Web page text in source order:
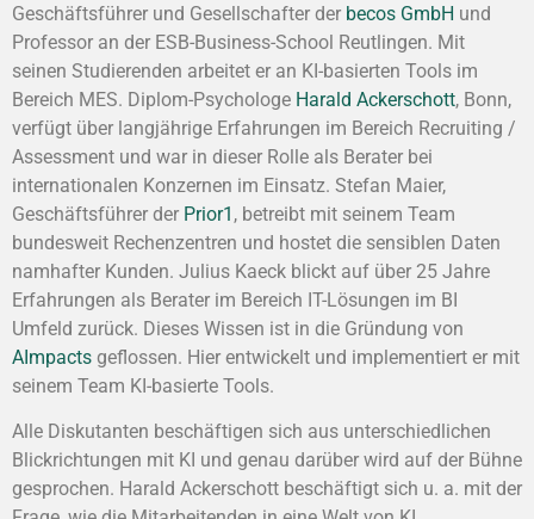
Geschäftsführer und Gesellschafter der becos GmbH und
Professor an der ESB-Business-School Reutlingen. Mit
seinen Studierenden arbeitet er an KI-basierten Tools im
Bereich MES. Diplom-Psychologe Harald Ackerschott, Bonn,
verfügt über langjährige Erfahrungen im Bereich Recruiting /
Assessment und war in dieser Rolle als Berater bei
internationalen Konzernen im Einsatz. Stefan Maier,
Geschäftsführer der Prior1 , betreibt mit seinem Team
bundesweit Rechenzentren und hostet die sensiblen Daten
namhafter Kunden. Julius Kaeck blickt auf über 25 Jahre
Erfahrungen als Berater im Bereich IT-Lösungen im BI
Umfeld zurück. Dieses Wissen ist in die Gründung von
AImpacts geflossen. Hier entwickelt und implementiert er mit
seinem Team KI-basierte Tools.
Alle Diskutanten beschäftigen sich aus unterschiedlichen
Blickrichtungen mit KI und genau darüber wird auf der Bühne
gesprochen. Harald Ackerschott beschäftigt sich u. a. mit der